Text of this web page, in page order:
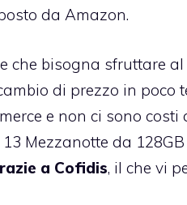
da Amazon.
che bisogna sfruttare
di prezzo in
e non ci sono
Mezzanotte da
a Cofidis, il che vi